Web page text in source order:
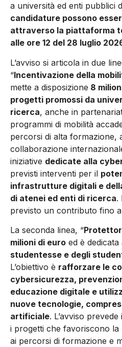
a università ed enti pubblici
candidature possono
attraverso la piattaforma
alle ore 12 del 28 luglio
L’avviso si articola in due
“Incentivazione della
mette a disposizione 8
progetti promossi da
ricerca, anche in
programmi di mobilità
percorsi di alta formazione,
collaborazione
iniziative dedicate alla
previsti interventi per il
infrastrutture digitali e
di atenei ed enti di ricerca.
previsto un contributo fino
La seconda linea, “
milioni di euro ed è dedicata
studentesse e degli
L’obiettivo è rafforzare le
cybersicurezza,
educazione digitale e
nuove tecnologie,
artificiale. L’avviso
i progetti che favoriscono la
ai percorsi di formazione e